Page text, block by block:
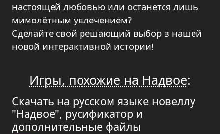
настоящей любовью или останется лишь
мимолётным увлечением?
Сделайте свой решающий выбор в нашей
новой интерактивной истории!
Игры, похожие на Надвое:
Скачать на русском языке новеллу
"Надвое", русификатор и
дополнительные файлы